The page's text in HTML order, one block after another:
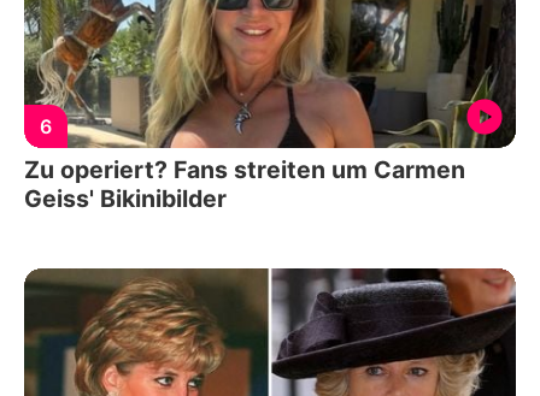
6
Zu operiert? Fans streiten um Carmen
Geiss' Bikinibilder